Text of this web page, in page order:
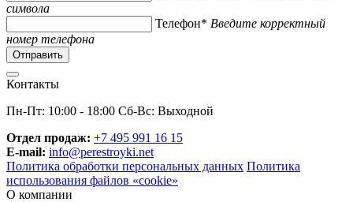
символа
Телефон* Введите корректный
номер телефона
Контакты
Пн-Пт: 10:00 - 18:00 Сб-Вс: Выходной
Отдел продаж: +7 495 991 16 15
E-mail: info@perestroyki.net
Политика обработки персональных данных Политика
использования файлов «cookie»
О компании